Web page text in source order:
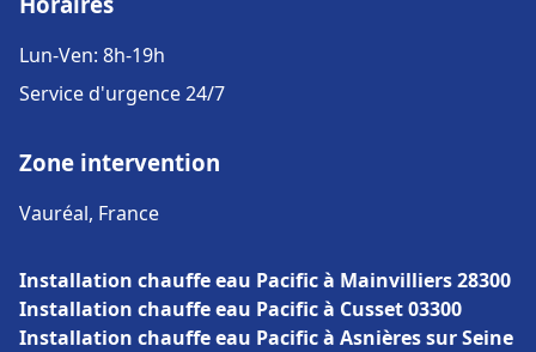
Lun-Ven: 8h-19h
Service d'urgence 24/7
Zone intervention
Vauréal, France
Installation chauffe eau Pacific à Mainvilliers 28300
Installation chauffe eau Pacific à Cusset 03300
Installation chauffe eau Pacific à Asnières sur Seine